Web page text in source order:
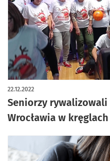
Seniorzy
Wrocławia w kręglach
22.12.2022